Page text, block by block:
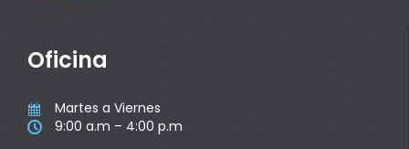
Oficina
 Martes a Viernes
 9:00 a.m – 4:00 p.m